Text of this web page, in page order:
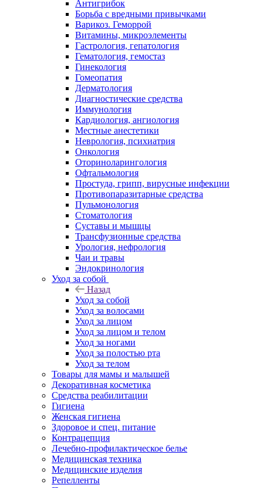
Антигрибок
Борьба с вредными привычками
Варикоз. Геморрой
Витамины, микроэлементы
Гастрология, гепатология
Гематология, гемостаз
Гинекология
Гомеопатия
Дерматология
Диагностические средства
Иммунология
Кардиология, ангиология
Местные анестетики
Неврология, психиатрия
Онкология
Оториноларингология
Офтальмология
Простуда, грипп, вирусные инфекции
Противопаразитарные средства
Пульмонология
Стоматология
Суставы и мышцы
Трансфузионные средства
Урология, нефрология
Чаи и травы
Эндокринология
Уход за собой
Назад
Уход за собой
Уход за волосами
Уход за лицом
Уход за лицом и телом
Уход за ногами
Уход за полостью рта
Уход за телом
Товары для мамы и малышей
Декоративная косметика
Средства реабилитации
Гигиена
Женская гигиена
Здоровое и спец. питание
Контрацепция
Лечебно-профилактическое белье
Медицинская техника
Медицинские изделия
Репелленты